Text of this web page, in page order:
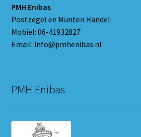
PMH Enibas
Postzegel en Munten Handel
Mobiel: 06-41932827
Email: info@pmhenibas.nl
PMH Enibas